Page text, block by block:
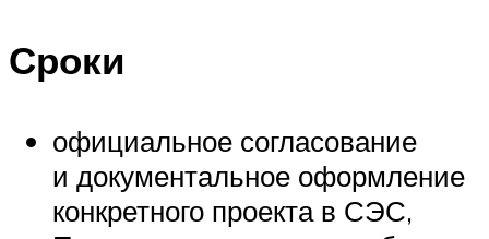
Сроки
официальное согласование
и документальное оформление
конкретного проекта в СЭС,